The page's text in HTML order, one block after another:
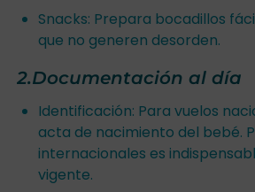
Snacks: Prepara bocadillos
que no generen desorden.
2.Documentación al día
Identificación: Para vuelos
acta de nacimiento del bebé.
internacionales es
vigente.